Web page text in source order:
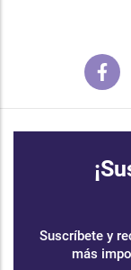
Suscríbete y
más